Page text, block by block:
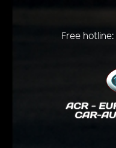
Free hotline: